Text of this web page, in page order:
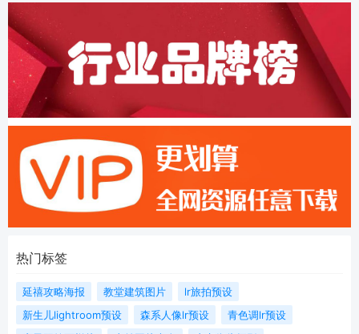
热门标签
延禧攻略海报 教堂建筑图片
lr旅拍预设
新生儿lightroom预设
森系人像lr预设
青色调lr预设